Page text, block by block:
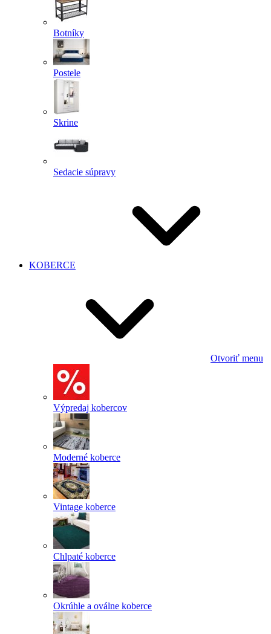
Botníky
Postele
Skrine
Sedacie súpravy
KOBERCE
Otvoriť menu
Výpredaj kobercov
Moderné koberce
Vintage koberce
Chlpaté koberce
Okrúhle a oválne koberce